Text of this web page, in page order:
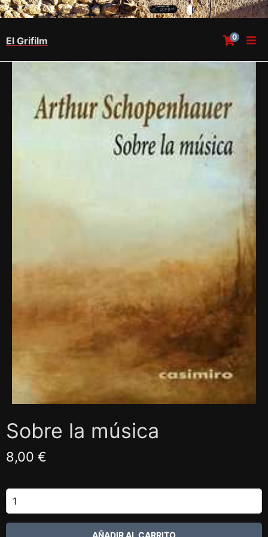
El Grifilm 0
Sobre la música
8,00 €